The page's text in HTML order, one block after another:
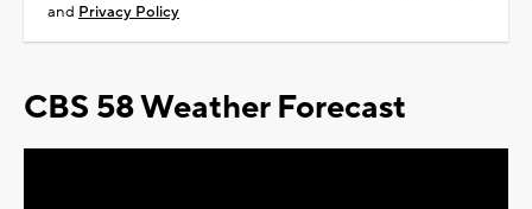
and Privacy Policy
CBS 58 Weather Forecast